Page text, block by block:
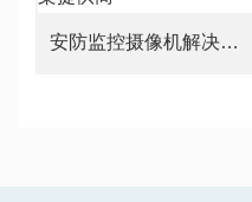
安防监控摄像机解决方案提供商